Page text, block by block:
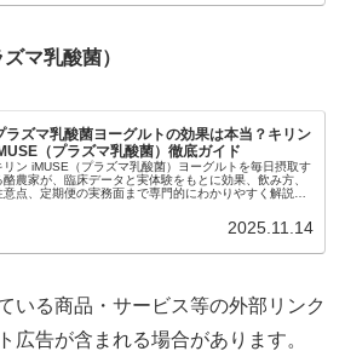
マ乳酸菌）
ラズマ乳酸菌ヨーグルトの効果は本当？キリン
（プラズマ乳酸菌）徹底ガイド
リン iMUSE（プラズマ乳酸菌）ヨーグルトを毎日摂取す
酪農家が、臨床データと実体験をもとに効果、飲み方、
意点、定期便の実務面まで専門的にわかりやすく解説し
2025.11.14
いる商品・サービス等の外部リンク
広告が含まれる場合があります。